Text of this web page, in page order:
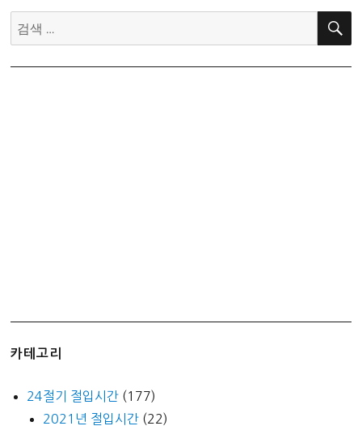
검
색:
검
카테고리
24절기 절입시간 (177)
2021년 절입시간 (22)